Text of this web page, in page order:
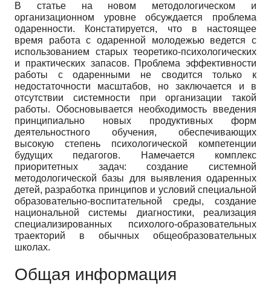
В статье на новом методологическом и
организационном уровне обсуждается проблема
одаренности. Констатируется, что в настоящее
время работа с одаренной молодежью ведется с
использованием старых теоретико-психологических
и практических запасов. Проблема эффективности
работы с одаренными не сводится только к
недостаточности масштабов, но заключается и в
отсутствии системности при организации такой
работы. Обосновывается необходимость введения
принципиально новых продуктивных форм
деятельностного обучения, обеспечивающих
высокую степень психологической компетенции
будущих педагогов. Намечается комплекс
приоритетных задач: создание системной
методологической базы для выявления одаренных
детей, разработка принципов и условий специальной
образовательно-воспитательной среды, создание
национальной системы диагностики, реализация
специализированных психолого-образовательных
траекторий в обычных общеобразовательных
школах.
Общая информация